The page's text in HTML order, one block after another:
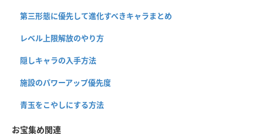
第三形態に優先して進化すべきキャラまとめ
レベル上限解放のやり方
隠しキャラの入手方法
施設のパワーアップ優先度
青玉をこやしにする方法
お宝集め関連